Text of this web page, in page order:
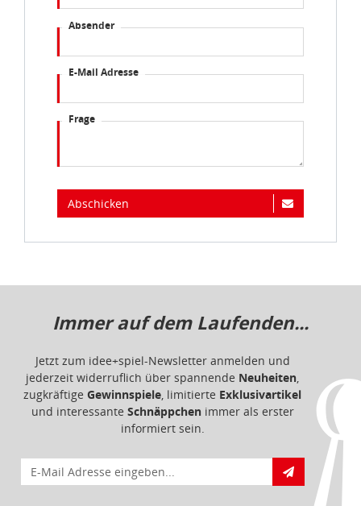
Absender
E-Mail Adresse
Frage
Abschicken
Immer auf dem Laufenden...
Jetzt zum idee+spiel-Newsletter anmelden und
jederzeit widerruflich über spannende Neuheiten,
zugkräftige Gewinnspiele, limitierte Exklusivartikel
und interessante Schnäppchenimmer als erster
informiert sein.
E-Mail für Newsletteranmeldung